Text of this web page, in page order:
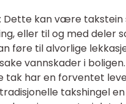
Dette kan være takstein
eller til og med deler
føre til alvorlige
vannskader i boligen.
tak har en forventet
takshingel